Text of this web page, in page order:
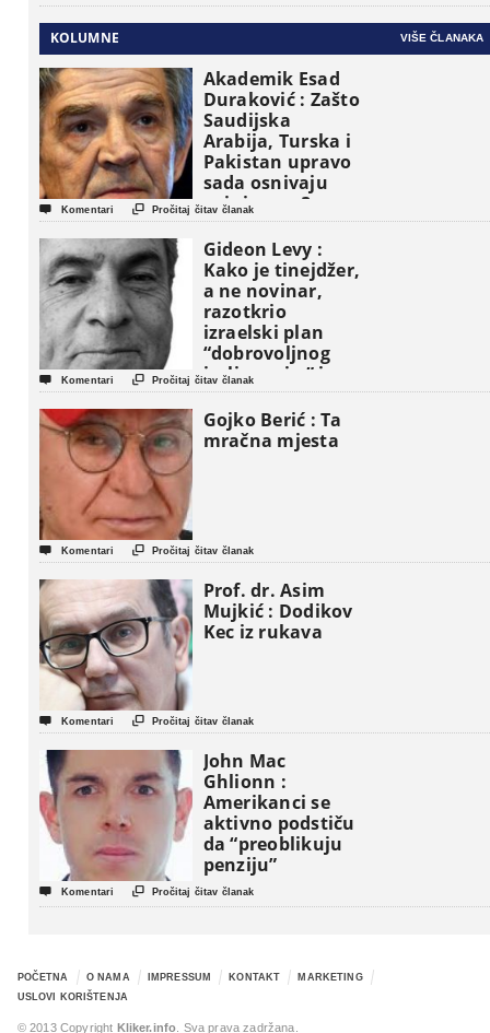
KOLUMNE VIŠE ČLANAKA
Akademik Esad
Duraković : Zašto
Saudijska
Arabija, Turska i
Pakistan upravo
sada osnivaju
vojni savez?
 Komentari  Pročitaj čitav članak
Gideon Levy :
Kako je tinejdžer,
a ne novinar,
razotkrio
izraelski plan
“dobrovoljnog
iseljavanja ” iz
Gaze
 Komentari  Pročitaj čitav članak
Gojko Berić : Ta
mračna mjesta
 Komentari  Pročitaj čitav članak
Prof. dr. Asim
Mujkić : Dodikov
Kec iz rukava
 Komentari  Pročitaj čitav članak
John Mac
Ghlionn :
Amerikanci se
aktivno podstiču
da “preoblikuju
penziju”
 Komentari  Pročitaj čitav članak
POČETNA O NAMA IMPRESSUM KONTAKT
MARKETING
USLOVI KORIŠTENJA
© 2013 Copyright Kliker.info . Sva prava zadržana.